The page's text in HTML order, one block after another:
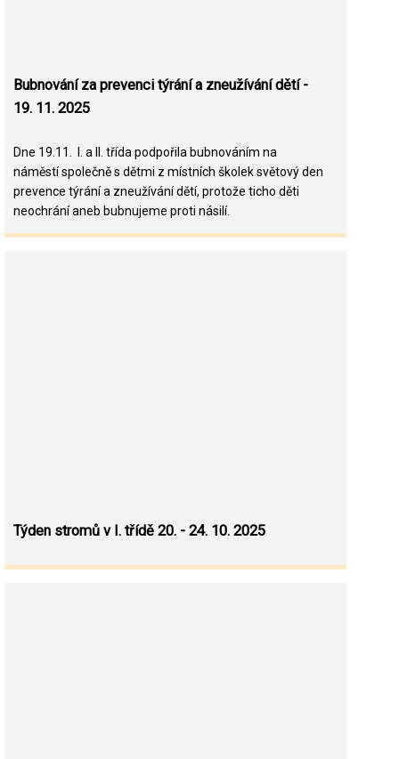
Bubnování za prevenci týrání a zneužívání dětí -
19. 11. 2025
Dne 19.11. I. a II. třída podpořila bubnováním na
náměstí společně s dětmi z místních školek světový den
prevence týrání a zneužívání dětí, protože ticho děti
neochrání aneb bubnujeme proti násilí.
Týden stromů v I. třídě 20. - 24. 10. 2025